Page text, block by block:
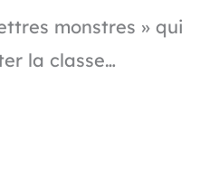
monstres » qui
la classe…